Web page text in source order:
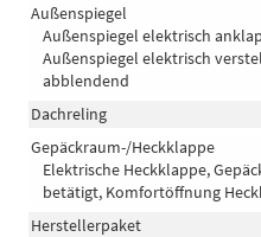
Außenspiegel
Außenspiegel elektrisch
Außenspiegel elektrisch
abblendend
Dachreling
Gepäckraum-/Heckklappe
Elektrische Heckklappe,
betätigt, Komfortöffnung
Herstellerpaket